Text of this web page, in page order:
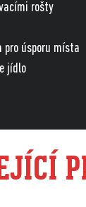
rošty
pro úsporu místa
jídlo